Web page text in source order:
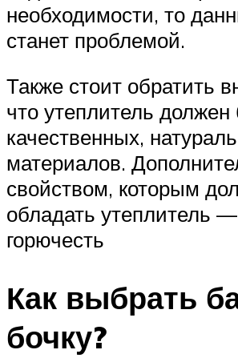
необходимости, то
станет проблемой.
Также стоит обратить
что утеплитель должен
качественных,
материалов.
свойством, которым
обладать утеплитель
горючесть
Как выбрать
бочку?